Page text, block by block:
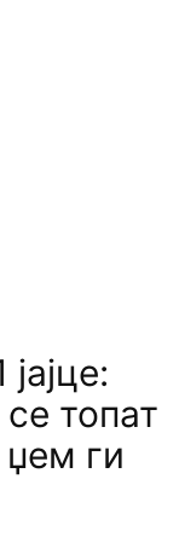
топат
ги